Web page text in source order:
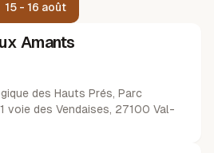
15 - 16 août
Amants
des Hauts Prés, Parc
voie des Vendaises, 27100 Val-